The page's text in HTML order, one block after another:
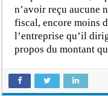
n’avoir reçu aucune
fiscal, encore moins
l’entreprise qu’il
propos du montant